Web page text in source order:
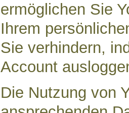
ermöglichen Sie
Ihrem
Sie verhindern,
Account
Die Nutzung von